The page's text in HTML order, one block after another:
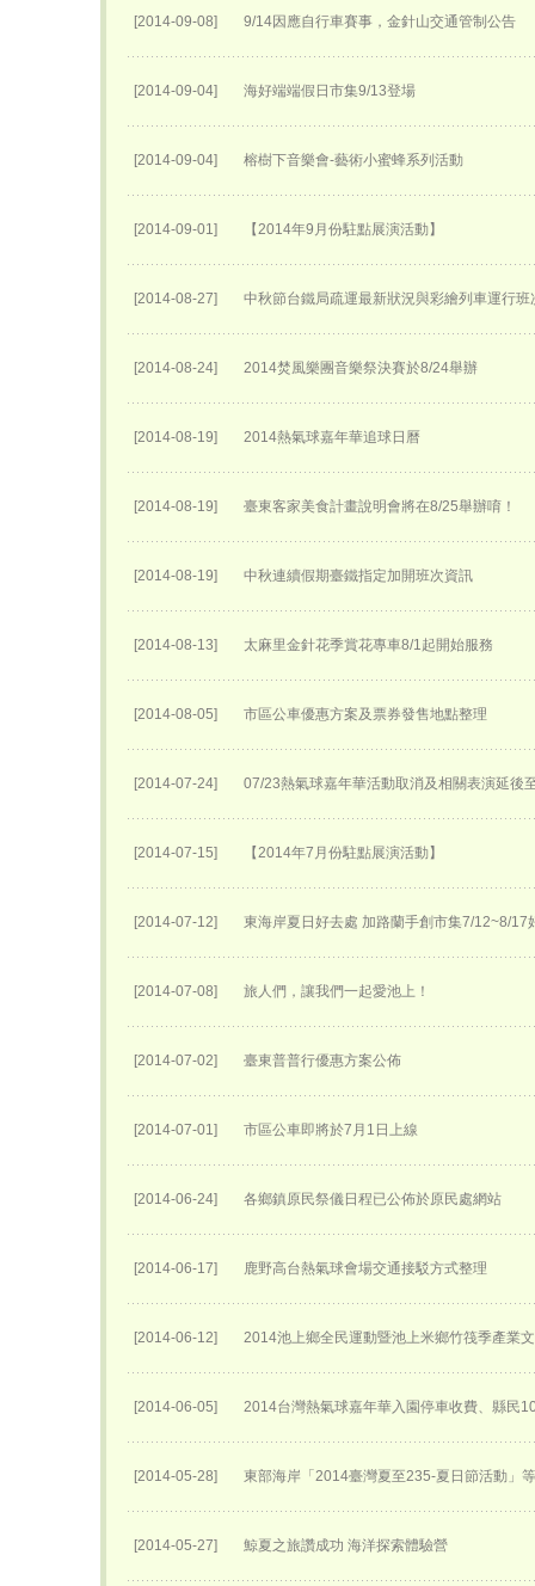
[2014-09-08] 9/14因應自行車賽事，金針山交通管制公告
[2014-09-04] 海好端端假日市集9/13登場
[2014-09-04] 榕樹下音樂會-藝術小蜜蜂系列活動
[2014-09-01] 【2014年9月份駐點展演活動】
[2014-08-27] 中秋節台鐵局疏運最新狀況與彩繪列車運行班
[2014-08-24] 2014焚風樂團音樂祭決賽於8/24舉辦
[2014-08-19] 2014熱氣球嘉年華追球日曆
[2014-08-19] 臺東客家美食計畫說明會將在8/25舉辦唷！
[2014-08-19] 中秋連續假期臺鐵指定加開班次資訊
[2014-08-13] 太麻里金針花季賞花專車8/1起開始服務
[2014-08-05] 市區公車優惠方案及票券發售地點整理
[2014-07-24] 07/23熱氣球嘉年華活動取消及相關表演延後
[2014-07-15] 【2014年7月份駐點展演活動】
[2014-07-12] 東海岸夏日好去處 加路蘭手創市集7/12~8/17
[2014-07-08] 旅人們，讓我們一起愛池上！
[2014-07-02] 臺東普普行優惠方案公佈
[2014-07-01] 市區公車即將於7月1日上線
[2014-06-24] 各鄉鎮原民祭儀日程已公佈於原民處網站
[2014-06-17] 鹿野高台熱氣球會場交通接駁方式整理
[2014-06-12] 2014池上鄉全民運動暨池上米鄉竹筏季產業
[2014-06-05] 2014台灣熱氣球嘉年華入園停車收費、縣民
[2014-05-28] 東部海岸「2014臺灣夏至235-夏日節活動」
[2014-05-27] 鯨夏之旅讚成功 海洋探索體驗營